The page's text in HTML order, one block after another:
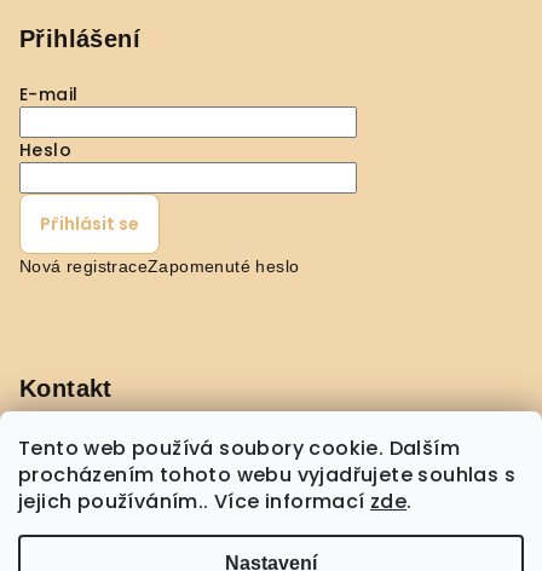
Tento web používá soubory cookie. Dalším
procházením tohoto webu vyjadřujete souhlas s
jejich používáním.. Více informací zde.
Nastavení
Přihlášení
E-mail
Heslo
Přihlásit se
Nová registraceZapomenuté heslo
Kontakt
pavla@shopmorebeauty.com
+420 608 432 775